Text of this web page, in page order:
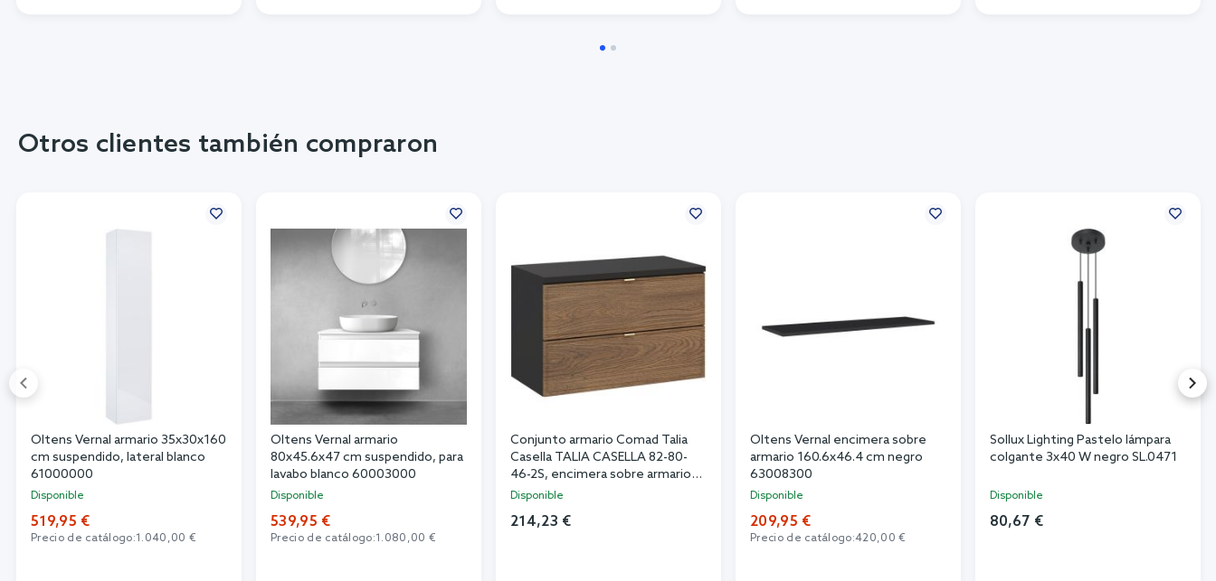
Otros clientes también compraron
Oltens Vernal armario 35x30x160
cm suspendido, lateral blanco
61000000
Disponible
519,95 €
Precio de catálogo:1.040,00 €
Oltens Vernal armario
80x45.6x47 cm suspendido, para
lavabo blanco 60003000
Disponible
539,95 €
Precio de catálogo:1.080,00 €
Conjunto armario Comad Talia
Casella TALIA CASELLA 82-80-
46-2S, encimera sobre armario
Comad Talia Casella BLACK 89-
Disponible
214,23 €
Oltens Vernal encimera sobre
armario 160.6x46.4 cm negro
63008300
Disponible
209,95 €
Precio de catálogo:420,00 €
Sollux Lighting Pastelo lámpara
colgante 3x40 W negro SL.0471
Disponible
80,67 €